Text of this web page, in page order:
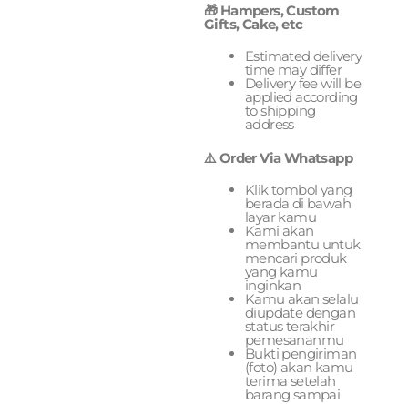
🎁 Hampers, Custom
Gifts, Cake, etc
Estimated delivery
time may differ
Delivery fee will be
applied according
to shipping
address
⚠️ Order Via Whatsapp
Klik tombol yang
berada di bawah
layar kamu
Kami akan
membantu untuk
mencari produk
yang kamu
inginkan
Kamu akan selalu
diupdate dengan
status terakhir
pemesananmu
Bukti pengiriman
(foto) akan kamu
terima setelah
barang sampai